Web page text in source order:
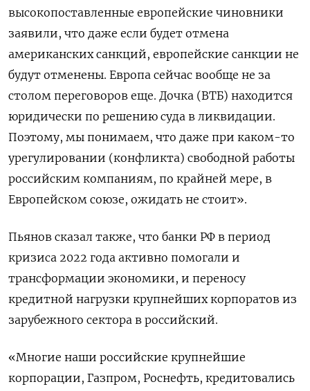
высокопоставленные европейские чиновники
заявили, что даже если будет отмена
американских санкций, европейские санкции не
будут отменены. Европа сейчас вообще не за
столом переговоров еще. Дочка (ВТБ) находится
юридически по решению суда в ликвидации.
Поэтому, мы понимаем, что даже при каком-то
урегулировании (конфликта) свободной работы
российским компаниям, по крайней мере, в
Европейском союзе, ожидать не стоит».
Пьянов сказал также, что банки РФ в период
кризиса 2022 года активно помогали и
трансформации экономики, и переносу
кредитной нагрузки крупнейших корпоратов из
зарубежного сектора в российский.
«Многие наши российские крупнейшие
корпорации, Газпром, Роснефть, кредитовались